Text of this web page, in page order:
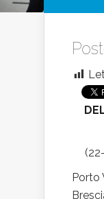
Porto